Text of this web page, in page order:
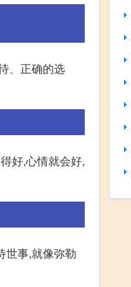
、正确的选
好,心情就会好,
世事,就像弥勒